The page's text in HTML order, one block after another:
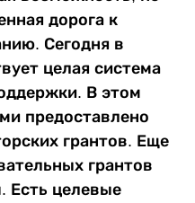
дорога к
Сегодня в
целая система
В этом
предоставлено
грантов. Еще
грантов
Есть целевые